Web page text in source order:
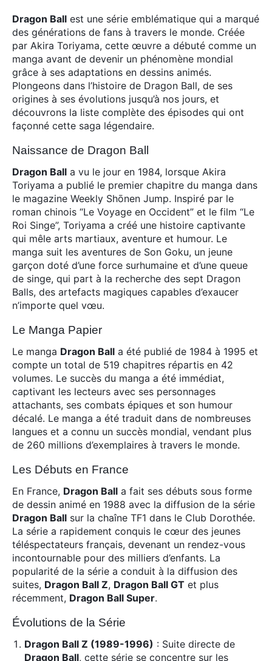
Dragon Ball est une série emblématique qui a marqué
des générations de fans à travers le monde. Créée
par Akira Toriyama, cette œuvre a débuté comme un
manga avant de devenir un phénomène mondial
grâce à ses adaptations en dessins animés.
Plongeons dans l’histoire de Dragon Ball, de ses
origines à ses évolutions jusqu’à nos jours, et
découvrons la liste complète des épisodes qui ont
façonné cette saga légendaire.
Naissance de Dragon Ball
Dragon Ball a vu le jour en 1984, lorsque Akira
Toriyama a publié le premier chapitre du manga dans
le magazine Weekly Shōnen Jump. Inspiré par le
roman chinois “Le Voyage en Occident” et le film “Le
Roi Singe”, Toriyama a créé une histoire captivante
qui mêle arts martiaux, aventure et humour. Le
manga suit les aventures de Son Goku, un jeune
garçon doté d’une force surhumaine et d’une queue
de singe, qui part à la recherche des sept Dragon
Balls, des artefacts magiques capables d’exaucer
n’importe quel vœu.
Le Manga Papier
Le manga Dragon Ball a été publié de 1984 à 1995 et
compte un total de 519 chapitres répartis en 42
volumes. Le succès du manga a été immédiat,
captivant les lecteurs avec ses personnages
attachants, ses combats épiques et son humour
décalé. Le manga a été traduit dans de nombreuses
langues et a connu un succès mondial, vendant plus
de 260 millions d’exemplaires à travers le monde.
Les Débuts en France
En France, Dragon Ball a fait ses débuts sous forme
de dessin animé en 1988 avec la diffusion de la série
Dragon Ball sur la chaîne TF1 dans le Club Dorothée.
La série a rapidement conquis le cœur des jeunes
téléspectateurs français, devenant un rendez-vous
incontournable pour des milliers d’enfants. La
popularité de la série a conduit à la diffusion des
suites, Dragon Ball Z, Dragon Ball GT et plus
récemment, Dragon Ball Super.
Évolutions de la Série
Dragon Ball Z (1989-1996) : Suite directe de
Dragon Ball, cette série se concentre sur les